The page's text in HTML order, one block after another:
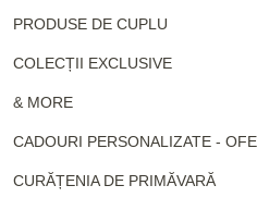
PRODUSE DE CUPLU
COLECȚII EXCLUSIVE
& MORE
CADOURI PERSONALIZATE -
CURĂȚENIA DE PRIMĂVARĂ